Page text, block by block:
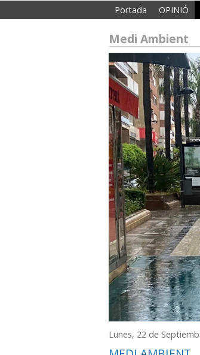
Portada OPINIÓ
Medi Ambient
Lunes, 22 de